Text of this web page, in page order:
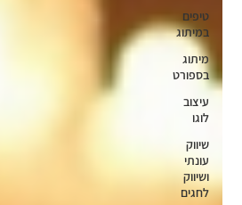
טיפים
במיתוג
מיתוג
בספורט
עיצוב
לוגו
שיווק
עונתי
ושיווק
לחגים